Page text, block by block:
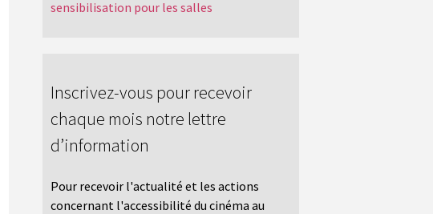
sensibilisation pour les salles
Inscrivez-vous pour recevoir
chaque mois notre lettre
d’information
Pour recevoir l'actualité et les actions
concernant l'accessibilité du cinéma au